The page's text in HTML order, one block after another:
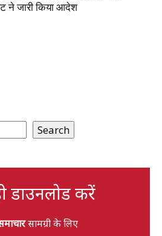
ने जारी किया आदेश
Search
डाउनलोड करें
सामग्री के लिए